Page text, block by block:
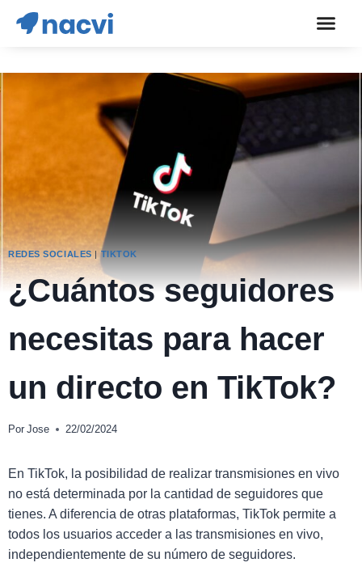
REDES SOCIALES |TIKTOK
¿Cuántos seguidores
necesitas para hacer
un directo en TikTok?
Por Jose 22/02/2024
En TikTok, la posibilidad de realizar transmisiones en vivo
no está determinada por la cantidad de seguidores que
tienes. A diferencia de otras plataformas, TikTok permite a
todos los usuarios acceder a las transmisiones en vivo,
independientemente de su número de seguidores.